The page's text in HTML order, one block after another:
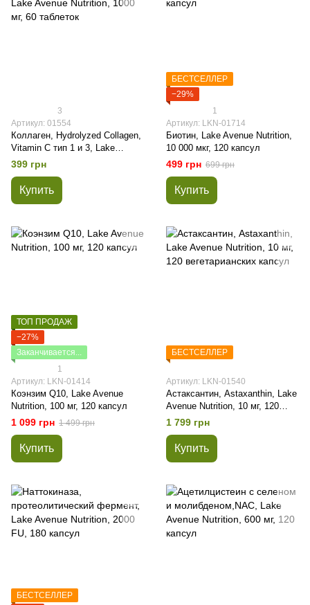
3
Артикул: 01554
Коллаген, Hydrolyzed Collagen,
Vitamin C тип 1 и 3, Lake
Avenue Nutrition, 1000 мг, 60
таблеток
399 грн
Купить
БЕСТСЕЛЛЕР
−29%
1
Артикул: LKN-01714
Биотин, Lake Avenue Nutrition,
10 000 мкг, 120 капсул
499 грн 699 грн
Купить
ТОП ПРОДАЖ
−27%
Заканчивается...
1
Артикул: LKN-01414
Коэнзим Q10, Lake Avenue
Nutrition, 100 мг, 120 капсул
1 099 грн 1 499 грн
Купить
БЕСТСЕЛЛЕР
Артикул: LKN-01540
Астаксантин, Astaxanthin, Lake
Avenue Nutrition, 10 мг, 120
вегетарианских капсул
1 799 грн
Купить
БЕСТСЕЛЛЕР